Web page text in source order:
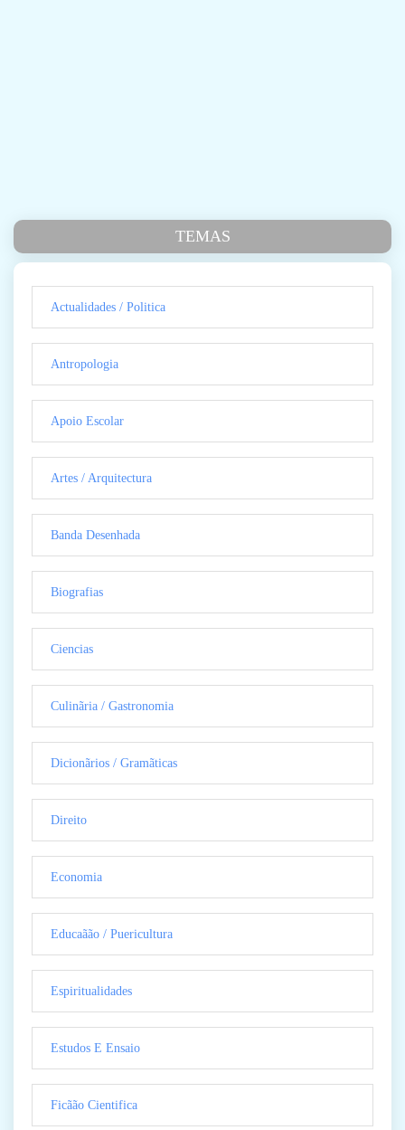
TEMAS
Actualidades / Politica
Antropologia
Apoio Escolar
Artes / Arquitectura
Banda Desenhada
Biografias
Ciencias
Culinãria / Gastronomia
Dicionãrios / Gramãticas
Direito
Economia
Educaãão / Puericultura
Espiritualidades
Estudos E Ensaio
Ficãão Cientifica